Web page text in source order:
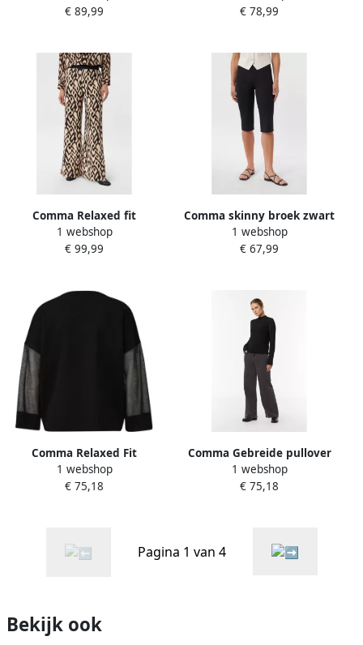
linnenmix
€ 89,99
€ 78,99
Comma Relaxed fit
marlenebroek van
viscosemix met een
1 webshop
€ 99,99
Comma skinny broek zwart
1 webshop
€ 67,99
Comma Relaxed Fit
Lichtgewicht Gebreide Trui
Black Dames
1 webshop
€ 75,18
Comma Gebreide pullover
van viscosemix met
broderie anglaise
1 webshop
€ 75,18
Pagina 1 van 4
Bekijk ook